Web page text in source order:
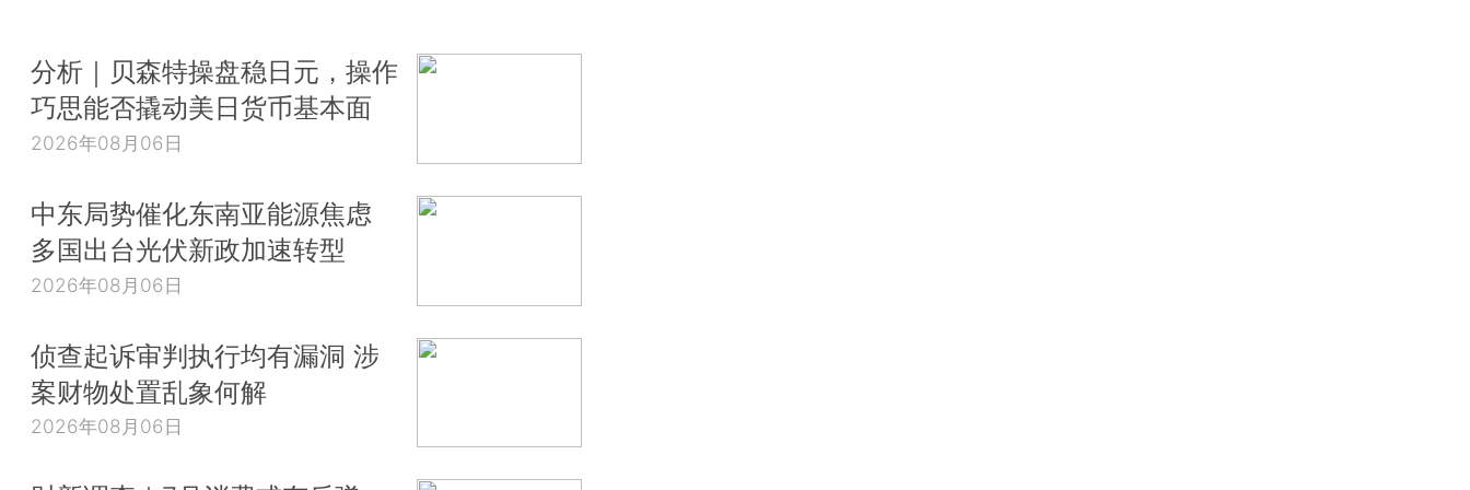
分析｜贝森特操盘稳日元，操作
巧思能否撬动美日货币基本面
2026年08月06日
中东局势催化东南亚能源焦虑
多国出台光伏新政加速转型
2026年08月06日
侦查起诉审判执行均有漏洞 涉
案财物处置乱象何解
2026年08月06日